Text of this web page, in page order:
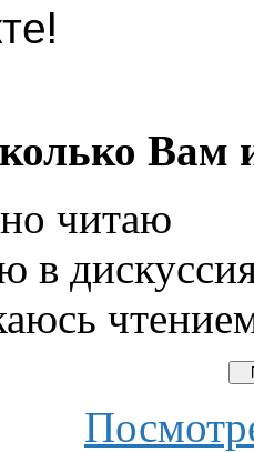
Вам
читаю
в